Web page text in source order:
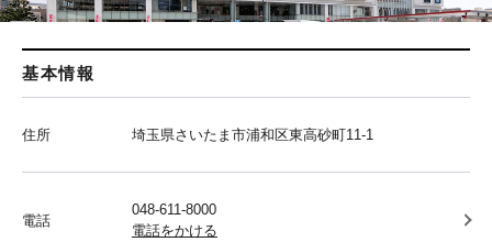
基本情報
住所 埼玉県さいたま市浦和区東高砂町11-1
電話
048-611-8000
電話をかける